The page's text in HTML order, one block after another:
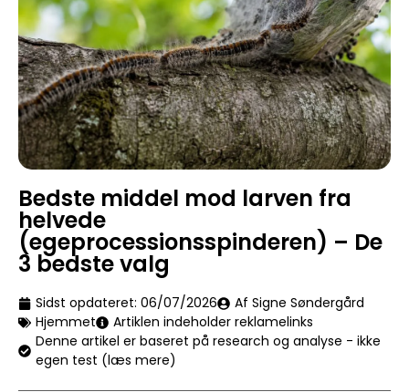
Bedste middel mod larven fra
helvede
(egeprocessionsspinderen) – De
3 bedste valg
Sidst opdateret: 06/07/2026
Af Signe Søndergård
Hjemmet
Artiklen indeholder reklamelinks
Denne artikel er baseret på research og analyse - ikke
egen test (læs mere)